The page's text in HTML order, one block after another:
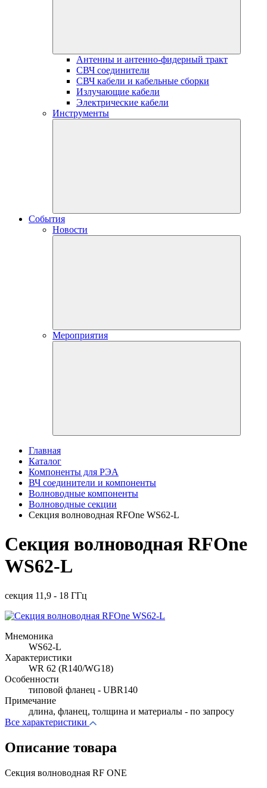
Антенны и антенно-фидерный тракт
СВЧ соединители
СВЧ кабели и кабельные сборки
Излучающие кабели
Электрические кабели
Инструменты
События
Новости
Мероприятия
Главная
Каталог
Компоненты для РЭА
ВЧ соединители и компоненты
Волноводные компоненты
Волноводные секции
Секция волноводная RFOne WS62-L
Секция волноводная RFOne
WS62-L
секция 11,9 - 18 ГГц
Мнемоника
WS62-L
Характеристики
WR 62 (R140/WG18)
Особенности
типовой фланец - UBR140
Примечание
длина, фланец, толщина и материалы - по запросу
Все характеристики
Описание товара
Секция волноводная RF ONE